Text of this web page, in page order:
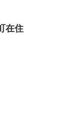
在住